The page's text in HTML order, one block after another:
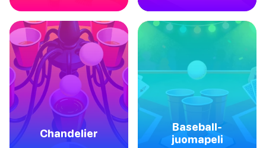
Chandelier
Baseball-
juomapeli